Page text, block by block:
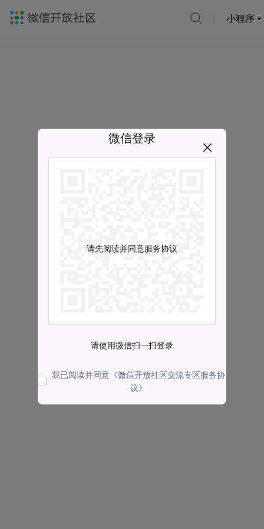
小程序
微信登录
请先阅读并同意服务协议
请使用微信扫一扫登录
我已阅读并同意 《微信开放社区交流专区服务协
议》